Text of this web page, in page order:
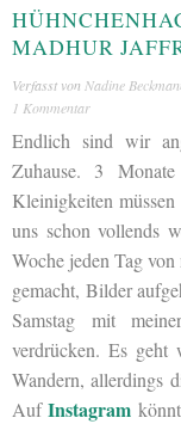
MADHUR
Verfasst von Nadine
1 Kommentar
Endlich sind wir
Zuhause. 3
Kleinigkeiten
uns schon vollends
Woche jeden Tag
gemacht, Bilder
Samstag mit
verdrücken. Es
Wandern, allerdings
AufInstagram